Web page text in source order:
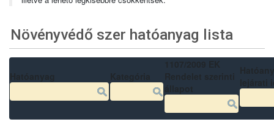
Növényvédő szer hatóanyag lista